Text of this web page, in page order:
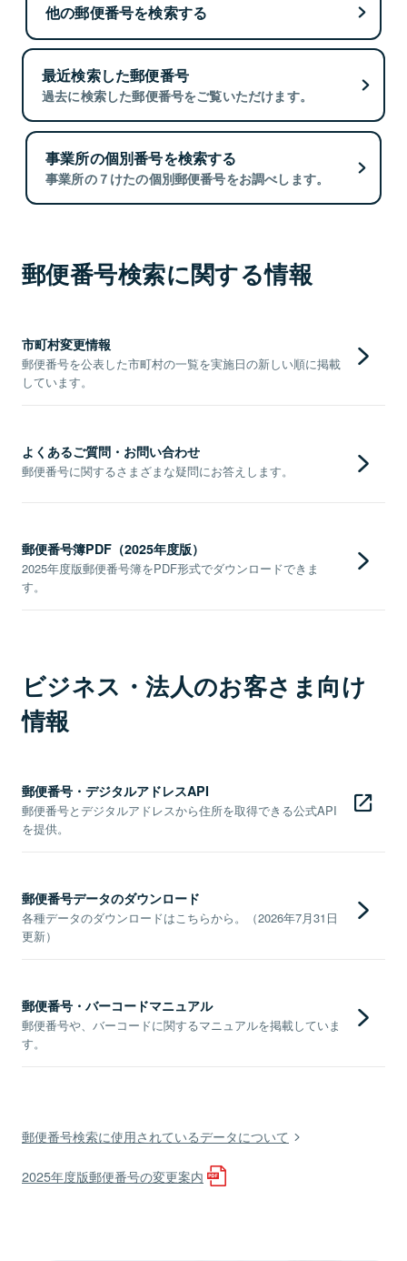
他の郵便番号を検索する
最近検索した郵便番号
過去に検索した郵便番号をご覧いただけます。
事業所の個別番号を検索する
事業所の７けたの個別郵便番号をお調べします。
郵便番号検索に関する情報
市町村変更情報
郵便番号を公表した市町村の一覧を実施日の新しい順に掲載
しています。
よくあるご質問・お問い合わせ
郵便番号に関するさまざまな疑問にお答えします。
郵便番号簿PDF（2025年度版）
2025年度版郵便番号簿をPDF形式でダウンロードできま
す。
ビジネス・法人のお客さま向け
情報
郵便番号・デジタルアドレスAPI
郵便番号とデジタルアドレスから住所を取得できる公式API
を提供。
郵便番号データのダウンロード
各種データのダウンロードはこちらから。（2026年7月31日
更新）
郵便番号・バーコードマニュアル
郵便番号や、バーコードに関するマニュアルを掲載していま
す。
郵便番号検索に使用されているデータについて
2025年度版郵便番号の変更案内